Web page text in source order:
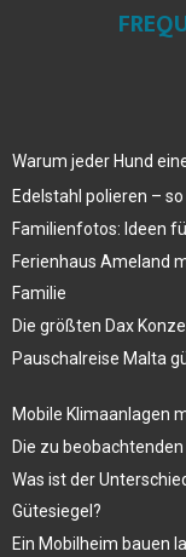
Warum jeder Hund
Edelstahl polieren –
Familienfotos: Ideen
Ferienhaus Ameland
Familie
Die größten Dax
Pauschalreise Malta
Mobile Klimaanlagen
Die zu
Was ist der
Gütesiegel?
Ein Mobilheim bauen